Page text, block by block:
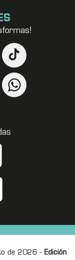
de 2026 - Edición